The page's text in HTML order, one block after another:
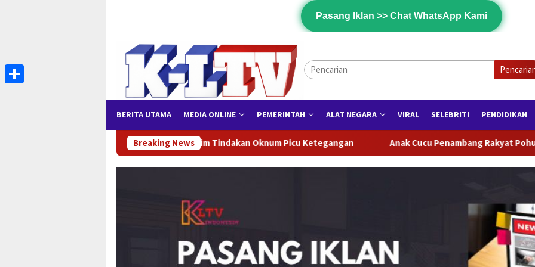
Pasang Iklan >> Chat WhatsApp Kami
BERITA UTAMA MEDIA ONLINE PEMERINTAH ALAT NEGARA VIRAL SELEBRITI PENDIDIKAN
Breaking News
Advisor, Klaim Tindakan Oknum Picu Ketegangan Anak Cucu Penambang Rakyat Pohuwato Desak PT PETS